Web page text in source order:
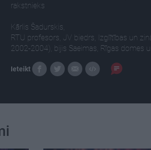
rakstnieks
Kārlis Šadurskis,
RTU profesors, JV biedrs, Izglītības un
2002-2004), bijis Saeimas, Rīgas domes
Ieteikt